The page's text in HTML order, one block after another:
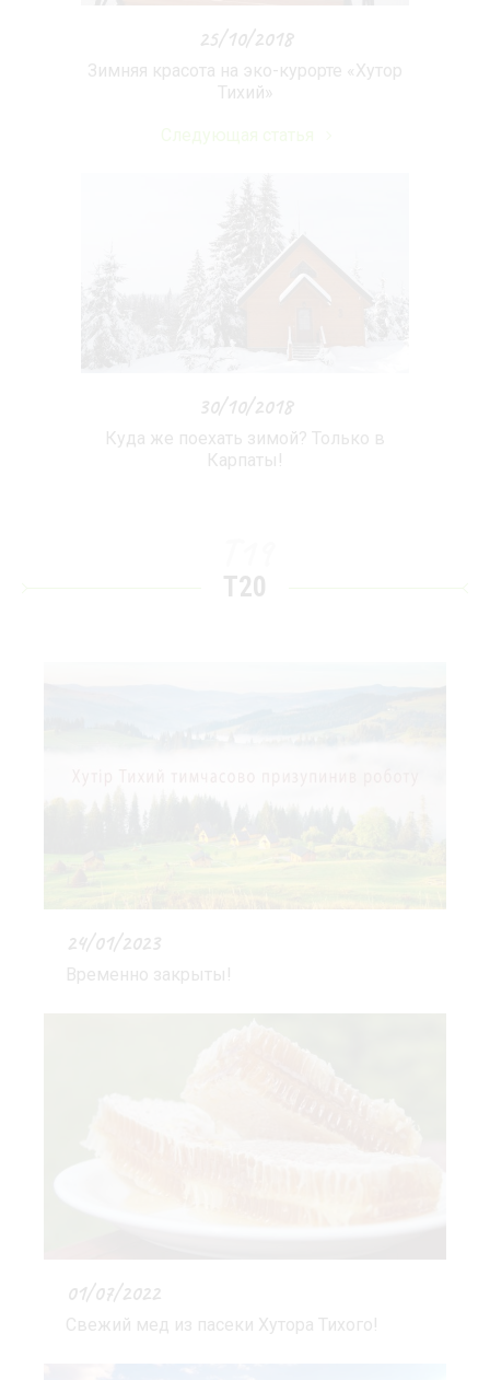
25/10/2018
Зимняя красота на эко-курорте «Хутор
Тихий»
30/10/2018
Куда же поехать зимой? Только в
Карпаты!
T20
24/01/2023
Временно закрыты!
01/07/2022
Свежий мед из пасеки Хутора Тихого!